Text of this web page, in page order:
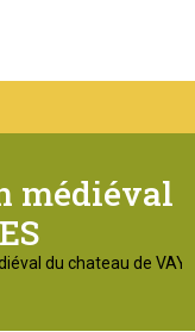
médiéval
du chateau de